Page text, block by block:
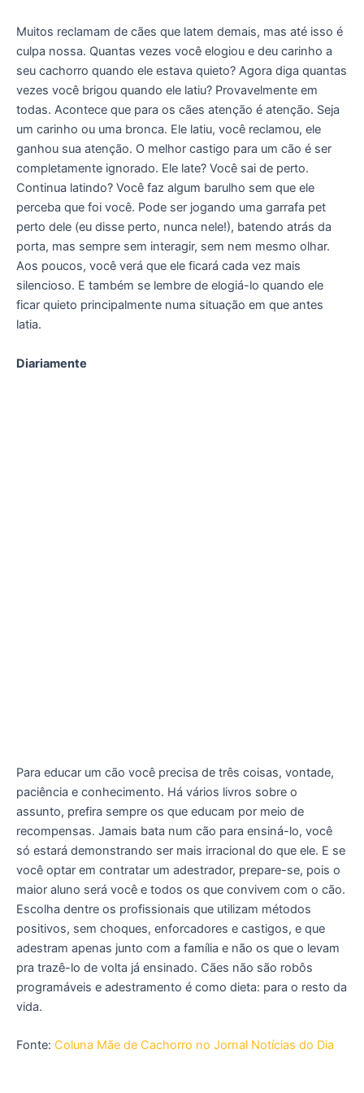
Muitos reclamam de cães que latem demais, mas até isso é
culpa nossa. Quantas vezes você elogiou e deu carinho a
seu cachorro quando ele estava quieto? Agora diga quantas
vezes você brigou quando ele latiu? Provavelmente em
todas. Acontece que para os cães atenção é atenção. Seja
um carinho ou uma bronca. Ele latiu, você reclamou, ele
ganhou sua atenção. O melhor castigo para um cão é ser
completamente ignorado. Ele late? Você sai de perto.
Continua latindo? Você faz algum barulho sem que ele
perceba que foi você. Pode ser jogando uma garrafa pet
perto dele (eu disse perto, nunca nele!), batendo atrás da
porta, mas sempre sem interagir, sem nem mesmo olhar.
Aos poucos, você verá que ele ficará cada vez mais
silencioso. E também se lembre de elogiá-lo quando ele
ficar quieto principalmente numa situação em que antes
latia.
Diariamente
Para educar um cão você precisa de três coisas, vontade,
paciência e conhecimento. Há vários livros sobre o
assunto, prefira sempre os que educam por meio de
recompensas. Jamais bata num cão para ensiná-lo, você
só estará demonstrando ser mais irracional do que ele. E se
você optar em contratar um adestrador, prepare-se, pois o
maior aluno será você e todos os que convivem com o cão.
Escolha dentre os profissionais que utilizam métodos
positivos, sem choques, enforcadores e castigos, e que
adestram apenas junto com a família e não os que o levam
pra trazê-lo de volta já ensinado. Cães não são robôs
programáveis e adestramento é como dieta: para o resto da
vida.
Fonte: Coluna Mãe de Cachorro no Jornal Notícias do Dia